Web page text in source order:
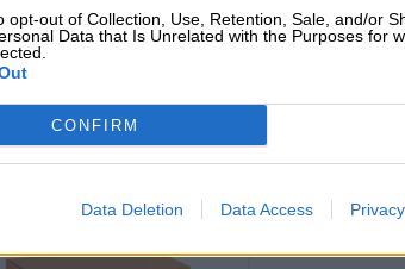
opt-out of Collection, Use, Retention, Sale, and/or
Data that Is Unrelated with the Purposes for
CONFIRM
Data Deletion Data Access
Uitverkocht